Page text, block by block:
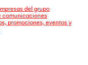
del grupo
comunicaciones
promociones, eventos y